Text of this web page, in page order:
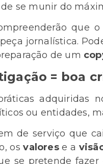
se munir do
que
jornalística.
de um
= boa
adquiridas
ou entidades,
de serviço que
osvalorese a
se pretende fazer